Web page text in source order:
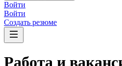
Войти
Войти
Создать резюме
Работа и